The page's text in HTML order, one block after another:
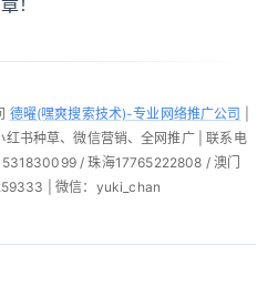
！
德曜(嘿爽搜索技术)-专业网络推广公司
书种草、微信营销、全网推广 | 联系电
/ 珠海17765222808 / 澳门
| 微信：yuki_chan